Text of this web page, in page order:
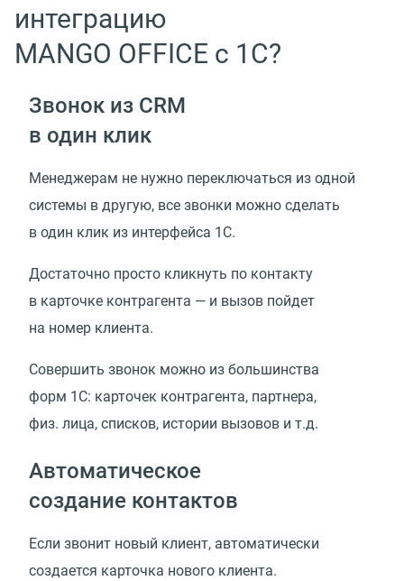
интеграцию
MANGO OFFICE с 1С?
Звонок из CRM
в один клик
Менеджерам не нужно переключаться из одной
системы в другую, все звонки можно сделать
в один клик из интерфейса 1С.
Достаточно просто кликнуть по контакту
в карточке контрагента — и вызов пойдет
на номер клиента.
Совершить звонок можно из большинства
форм 1С: карточек контрагента, партнера,
физ. лица, списков, истории вызовов и т.д.
Автоматическое
создание контактов
Если звонит новый клиент, автоматически
создается карточка нового клиента.